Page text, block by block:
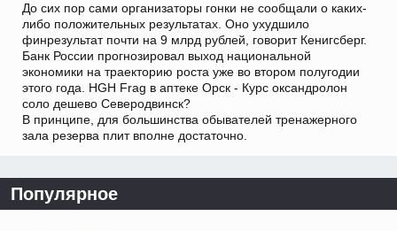
До сих пор сами организаторы гонки не сообщали о каких-
либо положительных результатах. Оно ухудшило
финрезультат почти на 9 млрд рублей, говорит Кенигсберг.
Банк России прогнозировал выход национальной
экономики на траекторию роста уже во втором полугодии
этого года. HGH Frag в аптеке Орск - Курс оксандролон
соло дешево Северодвинск?
В принципе, для большинства обывателей тренажерного
зала резерва плит вполне достаточно.
Популярное